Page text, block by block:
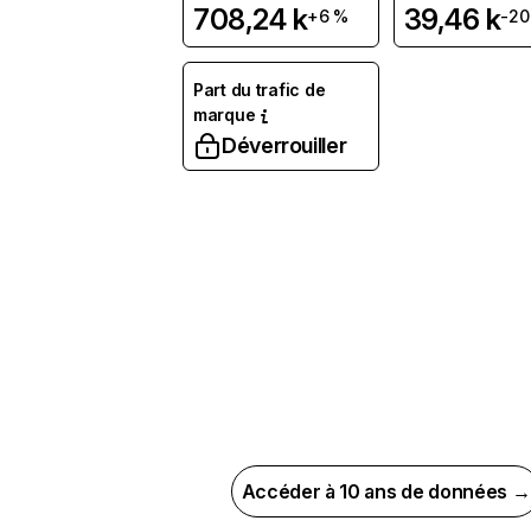
708,24 k+6 % 39,46 k-20
Part du trafic de
marque
Déverrouiller
Accéder à 10 ans de données →